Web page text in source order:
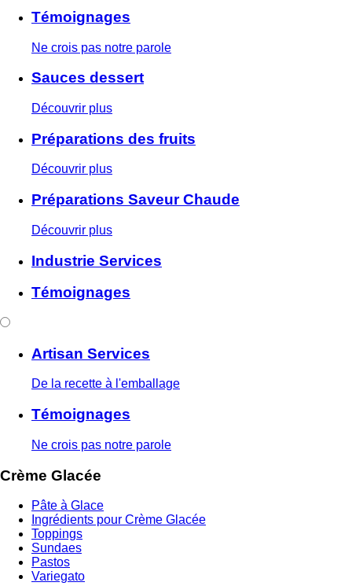
Témoignages
Ne crois pas notre parole
Sauces dessert
Découvrir plus
Préparations des fruits
Découvrir plus
Préparations Saveur Chaude
Découvrir plus
Industrie Services
Témoignages
Artisan Services
De la recette à l'emballage
Témoignages
Ne crois pas notre parole
Crème Glacée
Pâte à Glace
Ingrédients pour Crème Glacée
Toppings
Sundaes
Pastos
Variegato